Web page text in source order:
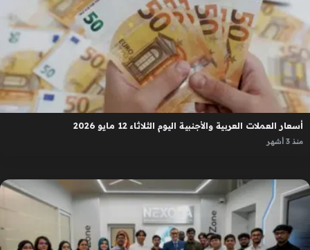
أسعار العملات العربية والأجنبية اليوم الثلاثاء 12 مايو 2026
منذ 3 أشهر